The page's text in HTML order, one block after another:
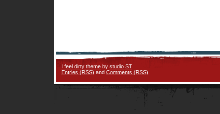
I feel dirty theme by studio ST
Entries (RSS) and Comments (RSS)